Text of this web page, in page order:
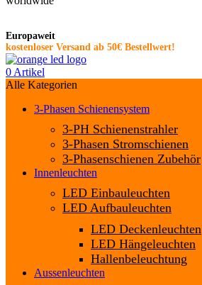
Europaweit
kostenloser Versand ab 50€ Bestellwert!
0 Artikel
Alle Kategorien
3-Phasen Schienensystem
3-PH Schienenstrahler
3-Phasen Stromschienen
3-Phasenschienen Zubehör
Innenleuchten
LED Einbauleuchten
LED Aufbauleuchten
LED Deckenleuchten
LED Hängeleuchten
Hallenbeleuchtung
Aussenleuchten